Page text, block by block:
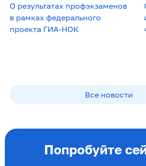
О результатах профэкзаменов
в рамках федерального
проекта ГИА-НОК
Все новости
Попробуйте